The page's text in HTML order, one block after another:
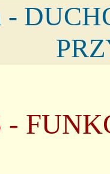
-
-